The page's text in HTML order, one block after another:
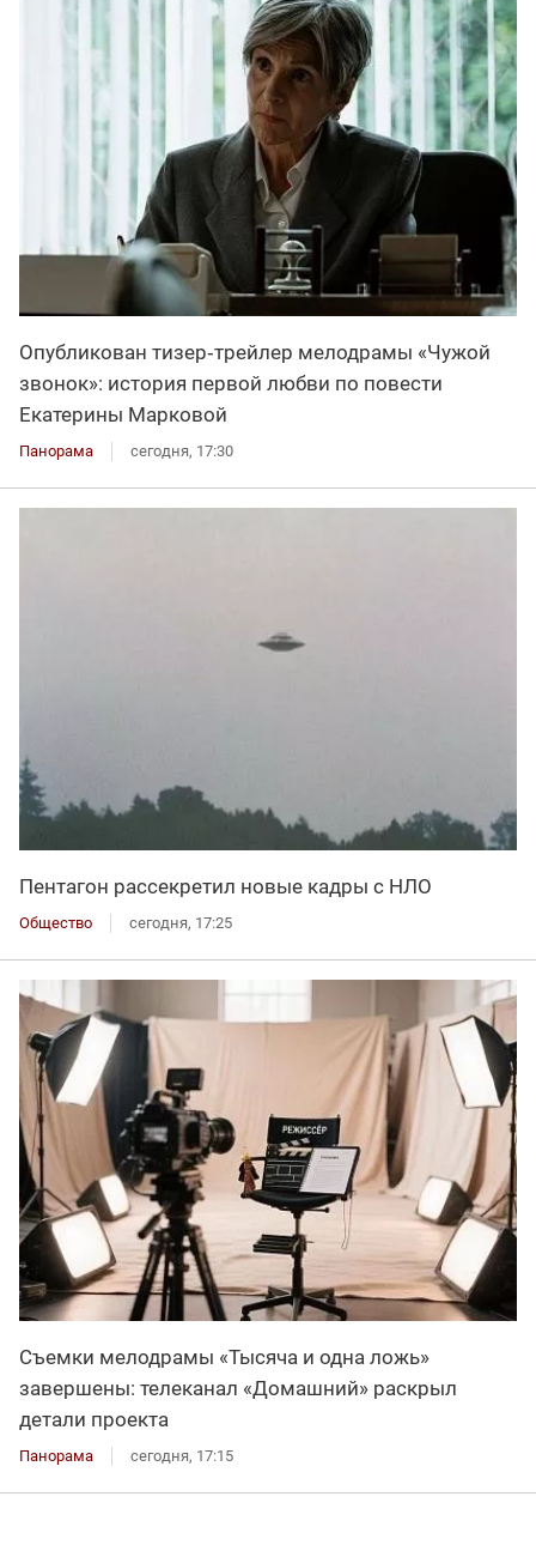
Опубликован тизер‑трейлер мелодрамы «Чужой
звонок»: история первой любви по повести
Екатерины Марковой
Панорама сегодня, 17:30
Пентагон рассекретил новые кадры с НЛО
Общество сегодня, 17:25
Съемки мелодрамы «Тысяча и одна ложь»
завершены: телеканал «Домашний» раскрыл
детали проекта
Панорама сегодня, 17:15